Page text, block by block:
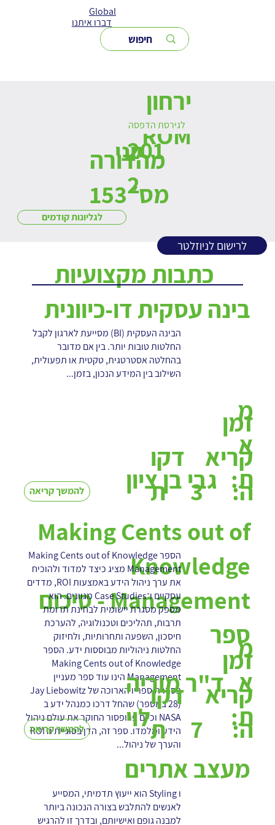
Global
דברו איתנו
ירחון
ROM
מהדורה
מס׳ 153
לגליונות קודמים
יוני
201
2
לגירסת הדפסה
לרישום לניוזלטר
בינה עסקית דו-כיוונית
הבינה העסקית (BI) מסייעת לארגון לקבל
החלטות טובות יותר. בין אם מדובר
בהחלטה אסטרטגית, טקטית או תפעולית,
השילוב בין המידע הנכון, בזמן...
גבי בן ציון
מ
א
ת:
להמשך קריאה
דקו
ת
זמן
קריא
ה:
3
Making Cents out of
Knowledge
Management - סיכום
ספר
הספר Making Cents out of Knowledge
Management מציג כיצד למדוד ולהוכיח
את ערך ניהול הידע באמצעות ROI, מדדים
עסקיים ו־Case Studies מגוונים. הוא
מספק מסגרת יישומית לבחינת תרומת
תרבות, תהליכים וטכנולוגיה, להערכת
חיסכון, השפעה ותחרותיות, ולחיזוק
החלטות ניהוליות מבוססות ידע. הספר
Making Cents out of Knowledge
Management הינו עוד ספר מעניין
בסדרת ספריו הארוכה של Jay Liebowitz
(28 במספר) שהחל דרכו כמנהל ידע ב
NASA וכיום פרופסור החוקר את עולם ניהול
הידע ומלמדו. ספר זה, הדן בסוגיית ה ROI
והערך של ניהול...
ד"ר מוריה
לוי
מ
א
ת:
להמשך קריאה
דקו
ת
זמן
קריא
ה:
7
מעצב אתרים
ו Styling הוא ייעוץ תדמיתי, המסייע
לאנשים להתלבש בצורה הנכונה ביותר
למבנה גופם ואישיותם, ובדרך זו להרגיש
כתבות מקצועיות